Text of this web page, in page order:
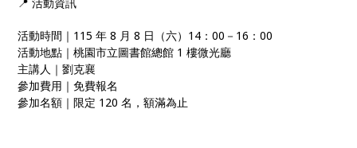
活動時間｜115 年 8 月 8 日（六）14：00－16：00
活動地點｜桃園市立圖書館總館 1 樓微光廳
主講人｜劉克襄
參加費用｜免費報名
參加名額｜限定 120 名，額滿為止